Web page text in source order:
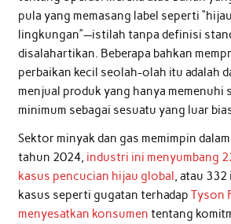
pula yang memasang label seperti
lingkungan”—istilah tanpa definisi
disalahartikan. Beberapa bahkan
perbaikan kecil seolah-olah itu adalah
menjual produk yang hanya memenuhi
minimum sebagai sesuatu yang luar
Sektor minyak dan gas memimpin
tahun 2024, industri ini menyumbang
kasus pencucian hijau global, atau
kasus seperti gugatan terhadap Tyson
menyesatkan konsumen tentang